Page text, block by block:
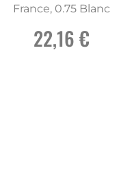
France, 0.75 Blanc
22,16 €